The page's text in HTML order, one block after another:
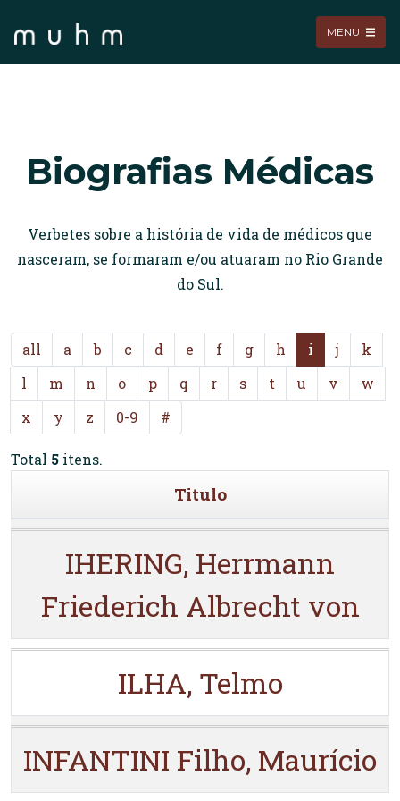
MENU
Biografias Médicas
Verbetes sobre a história de vida de médicos que
nasceram, se formaram e/ou atuaram no Rio Grande
do Sul.
all a b c d e f g h i j
k
l
m n o p q r s t u v
w
x
y z 0-9 #
Total 5 itens.
Titulo
IHERING, Herrmann
Friederich Albrecht von
ILHA, Telmo
INFANTINI Filho, Maurício